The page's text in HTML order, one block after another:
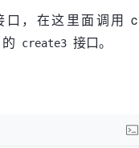
口，在这里面调用
create3 接口。